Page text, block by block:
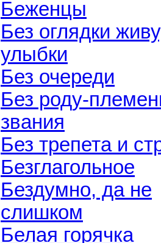
Беженцы
Без оглядки
улыбки
Без очереди
Без роду-
звания
Без трепета и
Безглагольное
Бездумно, да не
слишком
Белая горячка